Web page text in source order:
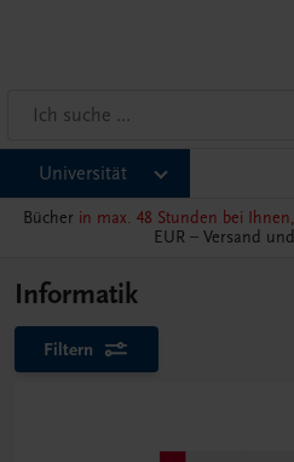
Universität
Bücher in max. 48 Stunden bei
EUR – Versand
Informatik
Filtern